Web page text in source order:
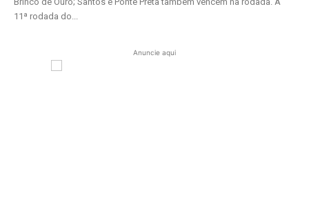
11ª rodada do...
Anuncie aqui